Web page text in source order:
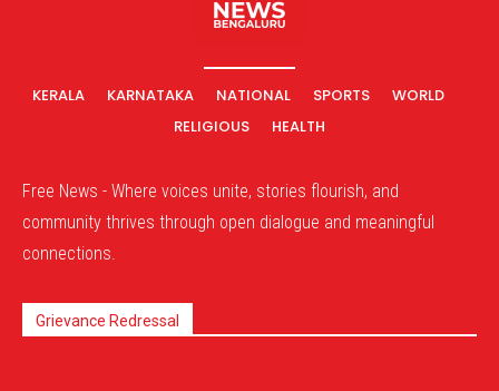
KERALA KARNATAKA NATIONAL SPORTS
WORLD
RELIGIOUS
HEALTH
Free News - Where voices unite, stories flourish, and
community thrives through open dialogue and meaningful
connections.
Grievance Redressal